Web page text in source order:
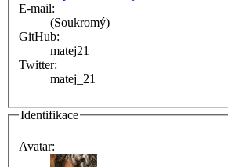
E-mail:
(Soukromý)
GitHub:
matej21
Twitter:
matej_21
Identifikace
Avatar: